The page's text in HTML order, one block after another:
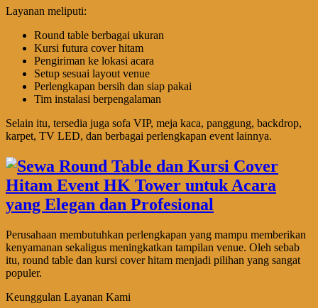
Layanan meliputi:
Round table berbagai ukuran
Kursi futura cover hitam
Pengiriman ke lokasi acara
Setup sesuai layout venue
Perlengkapan bersih dan siap pakai
Tim instalasi berpengalaman
Selain itu, tersedia juga sofa VIP, meja kaca, panggung, backdrop,
karpet, TV LED, dan berbagai perlengkapan event lainnya.
Perusahaan membutuhkan perlengkapan yang mampu memberikan
kenyamanan sekaligus meningkatkan tampilan venue. Oleh sebab
itu, round table dan kursi cover hitam menjadi pilihan yang sangat
populer.
Keunggulan Layanan Kami